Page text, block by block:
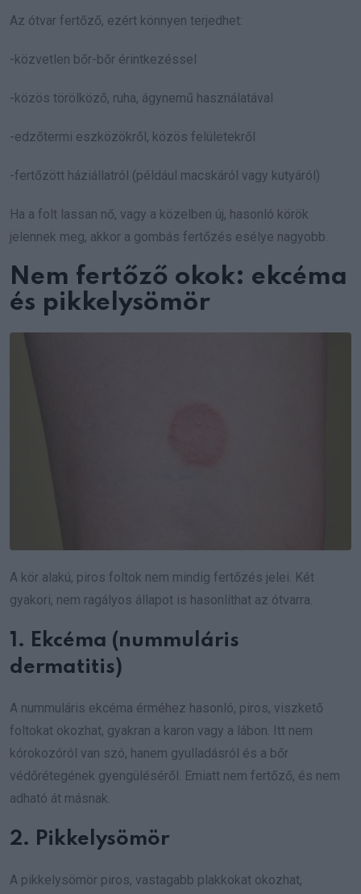
Az ótvar fertőző, ezért könnyen terjedhet:
-közvetlen bőr-bőr érintkezéssel
-közös törölköző, ruha, ágynemű használatával
-edzőtermi eszközökről, közös felületekről
-fertőzött háziállatról (például macskáról vagy kutyáról)
Ha a folt lassan nő, vagy a közelben új, hasonló körök
jelennek meg, akkor a gombás fertőzés esélye nagyobb.
Nem fertőző okok: ekcéma
és pikkelysömör
A kör alakú, piros foltok nem mindig fertőzés jelei. Két
gyakori, nem ragályos állapot is hasonlíthat az ótvarra.
1. Ekcéma (nummuláris
dermatitis)
A nummuláris ekcéma érméhez hasonló, piros, viszkető
foltokat okozhat, gyakran a karon vagy a lábon. Itt nem
kórokozóról van szó, hanem gyulladásról és a bőr
védőrétegének gyengüléséről. Emiatt nem fertőző, és nem
adható át másnak.
2. Pikkelysömör
A pikkelysömör piros, vastagabb plakkokat okozhat,